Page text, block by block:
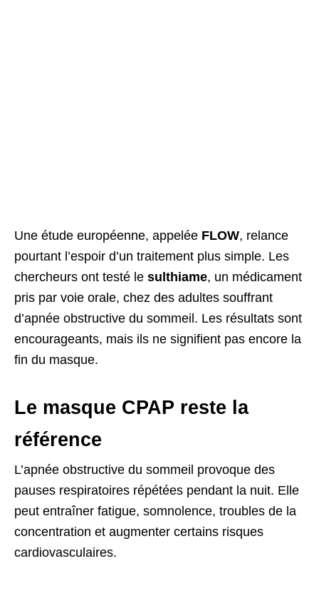
Une étude européenne, appelée FLOW, relance
pourtant l’espoir d’un traitement plus simple. Les
chercheurs ont testé le sulthiame, un médicament
pris par voie orale, chez des adultes souffrant
d’apnée obstructive du sommeil. Les résultats sont
encourageants, mais ils ne signifient pas encore la
fin du masque.
Le masque CPAP reste la
référence
L’apnée obstructive du sommeil provoque des
pauses respiratoires répétées pendant la nuit. Elle
peut entraîner fatigue, somnolence, troubles de la
concentration et augmenter certains risques
cardiovasculaires.